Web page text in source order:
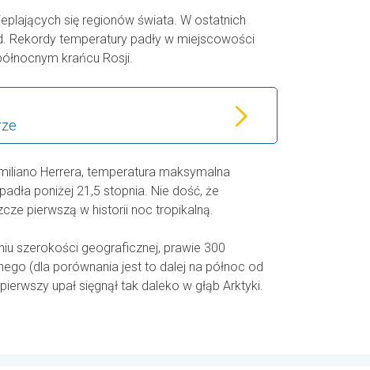
się regionów świata. W ostatnich
Rekordy temperatury padły w miejscowości
krańcu Rosji.
Herrera, temperatura maksymalna
poniżej 21,5 stopnia. Nie dość, że
pierwszą w historii noc tropikalną.
szerokości geograficznej, prawie 300
(dla porównania jest to dalej na północ od
upał sięgnął tak daleko w głąb Arktyki.